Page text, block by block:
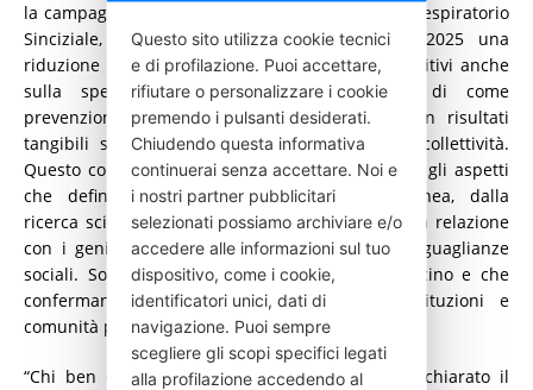
la campagna di immunizzazione contro il Virus Respiratorio
Sinciziale, che ha visto nella stagione 2024-2025 una
riduzione dei ricoveri fino al 74%, con effetti positivi anche
sulla spesa sanitaria. È la dimostrazione di come
prevenzione e innovazione possono tradursi in risultati
tangibili sia per i piccoli pazienti sia per la collettività.
Questo congresso affronta con accuratezza tutti gli aspetti
che definiscono la neonatologia contemporanea, dalla
ricerca scientifica alle tecnologie emergenti, dalla relazione
con i genitori fino alla sensibilità verso le disuguaglianze
sociali. Sono questioni che ci riguardano da vicino e che
confermano l’importanza del dialogo tra istituzioni e
comunità professionale”.
“Chi ben comincia è a metà dell’opera “, ha dichiarato il
Questo sito utilizza cookie tecnici
e di profilazione. Puoi accettare,
rifiutare o personalizzare i cookie
premendo i pulsanti desiderati.
Chiudendo questa informativa
continuerai senza accettare. Noi e
i nostri partner pubblicitari
selezionati possiamo archiviare e/o
accedere alle informazioni sul tuo
dispositivo, come i cookie,
identificatori unici, dati di
navigazione. Puoi sempre
scegliere gli scopi specifici legati
alla profilazione accedendo al